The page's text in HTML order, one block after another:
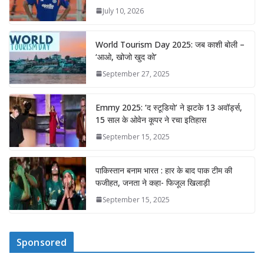
July 10, 2026
World Tourism Day 2025: जब काशी बोली –
‘आओ, खोजो खुद को’
September 27, 2025
Emmy 2025: ‘द स्टूडियो’ ने झटके 13 अवॉर्ड्स,
15 साल के ओवेन कूपर ने रचा इतिहास
September 15, 2025
पाकिस्तान बनाम भारत : हार के बाद पाक टीम की
फजीहत, जनता ने कहा- फिजूल खिलाड़ी
September 15, 2025
Sponsored